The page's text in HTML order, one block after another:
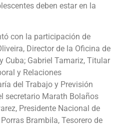
deben estar en la
con la participación de
Director de la Oficina de
Cuba; Gabriel Tamariz, Titular
y Relaciones
del Trabajo y Previsión
secretario Marath Bolaños
Presidente Nacional de
Brambila, Tesorero de